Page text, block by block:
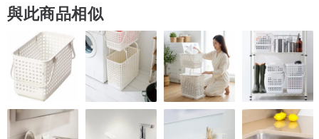
與此商品相似